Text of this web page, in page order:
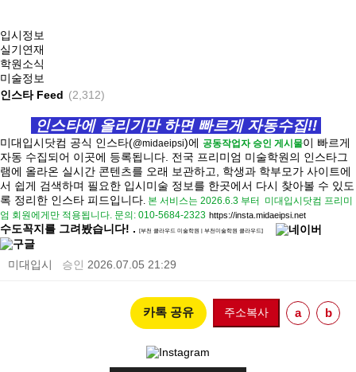
입시정보
실기연재
학원소식
미술정보
인스타 Feed (2,312)
인스타에 올리기만 하면 빠르게 자동수집!!
미대입시닷컴 공식 인스타(@midaeipsi)에 공동작업자 승인 게시물이 빠르게
자동 수집되어 이곳에 등록됩니다. 전국 프리미엄 미술학원의 인스타그
램에 올라온 실시간 콘텐츠를 오래 보관하고, 학생과 학부모가 사이트에
서 쉽게 검색하며 필요한 입시미술 정보를 한곳에서 다시 찾아볼 수 있도
록 정리한 인스타 피드입니다. 본 서비스는 2026.6.3 부터
미대입시닷컴 프리미
엄 회원에게만 적용됩니다. 문의: 010-5684-2323 https://insta.midaeipsi.net
수도꼭지를 그려봤습니다! . [부천 클라우드 미술학원 | 부천미술학원 클라우드]
미대입시 승인 2026.07.05 21:29
카톡 공유 주소복사 a b